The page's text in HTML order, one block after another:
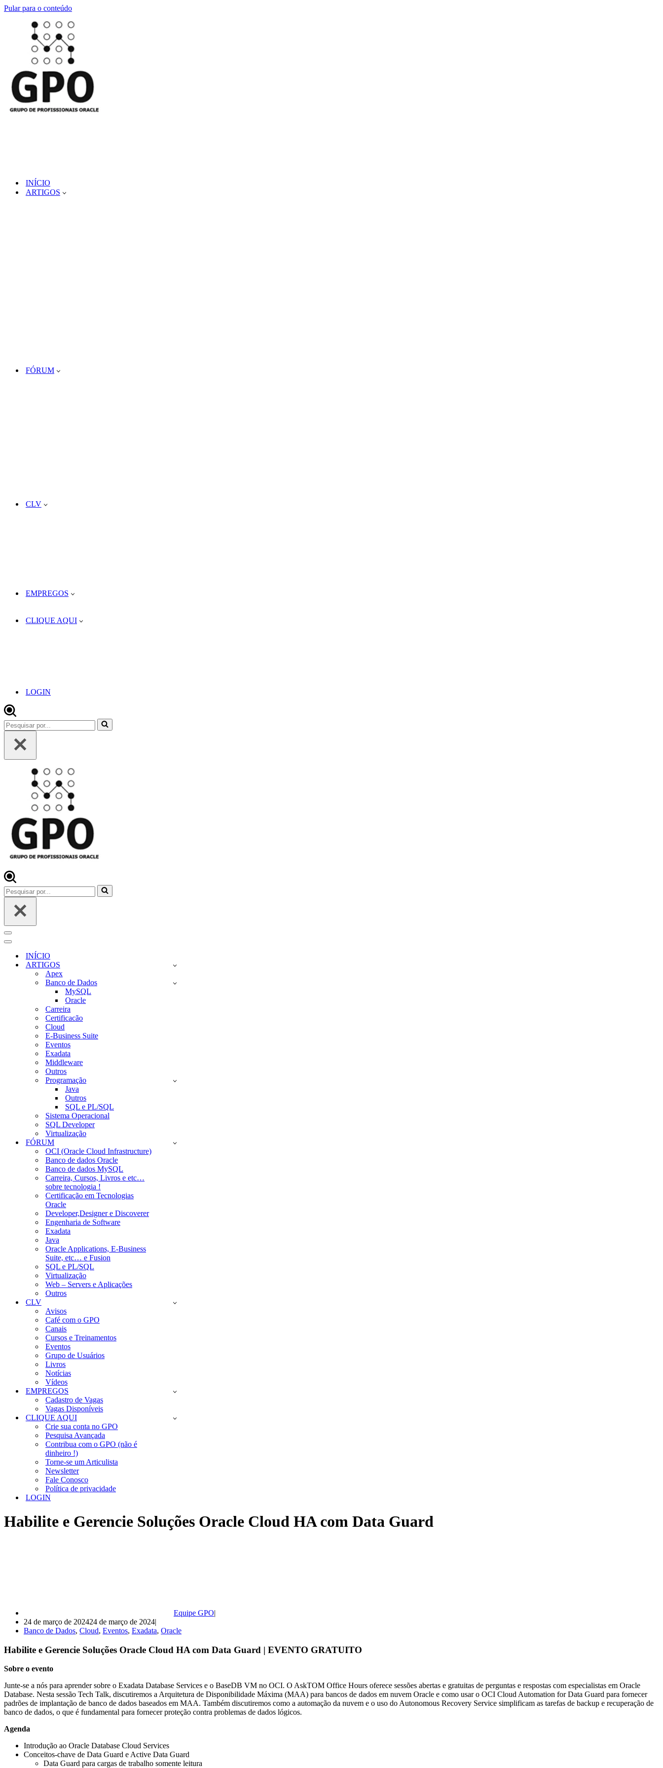
Pular para o conteúdo
INÍCIO
ARTIGOS
FÓRUM
CLV
EMPREGOS
CLIQUE AQUI
LOGIN
Pesquisar
por...
Pesquisar
por...
Menu
de
navegação
Menu
navegaçãoINÍCIO
ARTIGOS
Apex
Banco de Dados
MySQL
Oracle
Carreira
Certificacão
Cloud
E-Business Suite
Eventos
Exadata
Middleware
Outros
Programação
Java
Outros
SQL e PL/SQL
Sistema Operacional
SQL Developer
Virtualização
FÓRUM
OCI (Oracle Cloud Infrastructure)
Banco de dados Oracle
Banco de dados MySQL
Carreira, Cursos, Livros e etc…
sobre tecnologia !
Certificação em Tecnologias
Oracle
Developer,Designer e Discoverer
Engenharia de Software
Exadata
Java
Oracle Applications, E-Business
Suite, etc… e Fusion
SQL e PL/SQL
Virtualização
Web – Servers e Aplicações
Outros
CLV
Avisos
Café com o GPO
Canais
Cursos e Treinamentos
Eventos
Grupo de Usuários
Livros
Notícias
Vídeos
EMPREGOS
Cadastro de Vagas
Vagas Disponíveis
CLIQUE AQUI
Crie sua conta no GPO
Pesquisa Avançada
Contribua com o GPO (não é
dinheiro !)
Torne-se um Articulista
Newsletter
Fale Conosco
Política de privacidade
LOGIN
Habilite e Gerencie Soluções Oracle Cloud HA com Data Guard
Equipe GPO
24 de março de 202424 de março de 2024
Banco de Dados, Cloud, Eventos, Exadata, Oracle
Habilite e Gerencie Soluções Oracle Cloud HA com Data Guard | EVENTO GRATUITO
Sobre o evento
Junte-se a nós para aprender sobre o Exadata Database Services e o BaseDB VM no OCI. O AskTOM Office Hours oferece sessões abertas e gratuitas de perguntas e respostas com especialistas em Oracle
Database. Nesta sessão Tech Talk, discutiremos a Arquitetura de Disponibilidade Máxima (MAA) para bancos de dados em nuvem Oracle e como usar o OCI Cloud Automation for Data Guard para fornecer
padrões de implantação de banco de dados baseados em MAA. Também discutiremos como a automação da nuvem e o uso do Autonomous Recovery Service simplificam as tarefas de backup e recuperação de
banco de dados, o que é fundamental para fornecer proteção contra problemas de dados lógicos.
Agenda
Introdução ao Oracle Database Cloud Services
Conceitos-chave de Data Guard e Active Data Guard
Data Guard para cargas de trabalho somente leitura